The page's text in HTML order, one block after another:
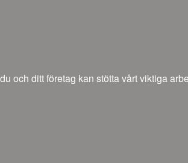
och ditt företag kan stötta vårt viktiga